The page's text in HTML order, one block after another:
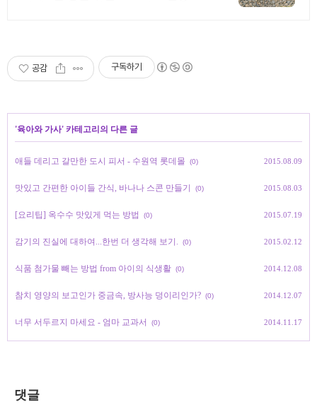
공감 구독하기
'육아와 가사' 카테고리의 다른 글
애들 데리고 갈만한 도시 피서 - 수원역 롯데몰 (0) 2015.08.09
맛있고 간편한 아이들 간식, 바나나 스콘 만들기 (0) 2015.08.03
[요리팁] 옥수수 맛있게 먹는 방법 (0) 2015.07.19
감기의 진실에 대하여...한번 더 생각해 보기. (0) 2015.02.12
식품 첨가물 빼는 방법 from 아이의 식생활 (0) 2014.12.08
참치 영양의 보고인가 중금속, 방사능 덩이리인가? (0) 2014.12.07
너무 서두르지 마세요 - 엄마 교과서 (0) 2014.11.17
댓글